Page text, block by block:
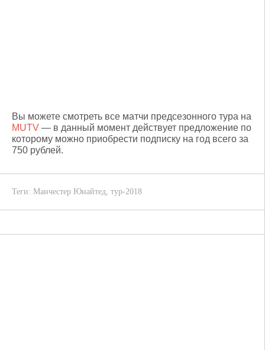
Вы можете смотреть все матчи предсезонного тура на
MUTV — в данный момент действует предложение по
которому можно приобрести подписку на год всего за
750 рублей.
Теги: Манчестер Юнайтед, тур-2018